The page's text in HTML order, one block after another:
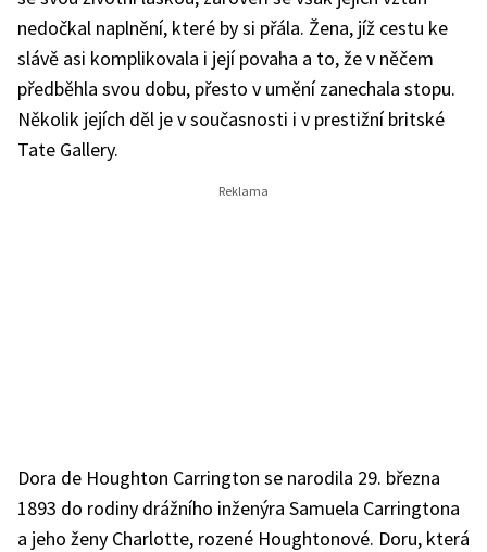
nedočkal naplnění, které by si přála. Žena, jíž cestu ke
slávě asi komplikovala i její povaha a to, že v něčem
předběhla svou dobu, přesto v umění zanechala stopu.
Několik jejích děl je v současnosti i v prestižní britské
Tate Gallery.
Dora de Houghton Carrington se narodila 29. března
1893 do rodiny drážního inženýra Samuela Carringtona
a jeho ženy Charlotte, rozené Houghtonové. Doru, která